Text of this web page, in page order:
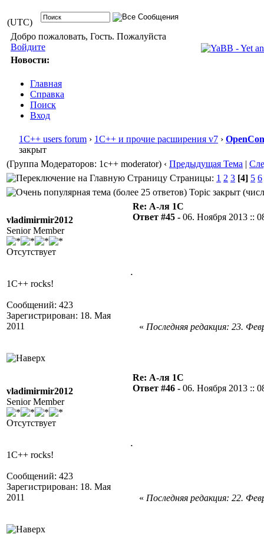
(UTC)
Добро пожаловать, Гость. Пожалуйста
Войдите
Новости:
Главная
Справка
Поиск
Вход
1С++ users forum › 1С++ и прочие расширения v7 ›
закрыт
(Группа Модераторов: 1c++ moderator) ‹ Предыдущая Тема |
Страницы: 1 2 3 [4] 5 6
Topic закрыт
vladimirmir2012
Senior Member
Отсутствует
1C++ rocks!
Сообщений: 423
Зарегистрирован: 18. Мая
2011
Re: А-ля 1С
Ответ #45 - 06. Ноября 2013 ::
.
« Последняя редакция: 23.
vladimirmir2012
Senior Member
Отсутствует
1C++ rocks!
Сообщений: 423
Зарегистрирован: 18. Мая
2011
Re: А-ля 1С
Ответ #46 - 06. Ноября 2013 ::
.
« Последняя редакция: 22.